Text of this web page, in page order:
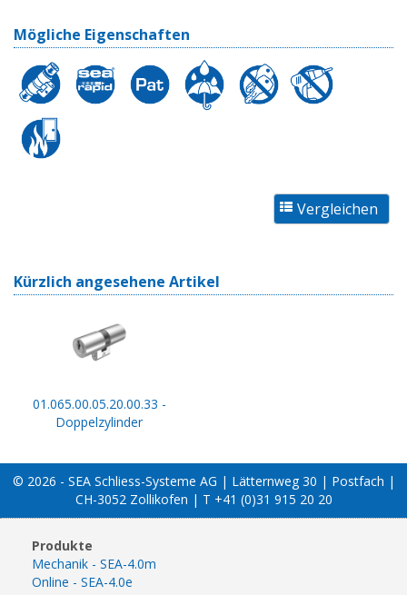
Mögliche Eigenschaften
Kürzlich angesehene Artikel
01.065.00.05.20.00.33 -
Doppelzylinder
© 2026 - SEA Schliess-Systeme AG | Lätternweg 30 | Postfach |
CH-3052 Zollikofen | T +41 (0)31 915 20 20
Produkte
Mechanik - SEA-4.0m
Online - SEA-4.0e